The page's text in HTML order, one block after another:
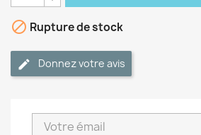
 Rupture de stock
Donnez votre avis